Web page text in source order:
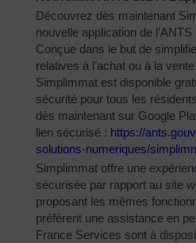
Découvrez dès maintenant
nouvelle application de l’ANTS
Conçue dans le but de
relatives à l’achat ou à la
Simplimmat est disponible
sécurité pour tous les
dès maintenant sur Google
lien sécurisé : https://
solutions-numeriques/
Simplimmat offre une
sécurisée par rapport au site
proposant les mêmes
préfèrent une assistance en
France Services sont à